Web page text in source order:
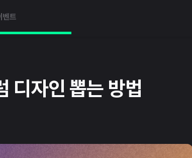
벤트
디자인 뽑는 방법